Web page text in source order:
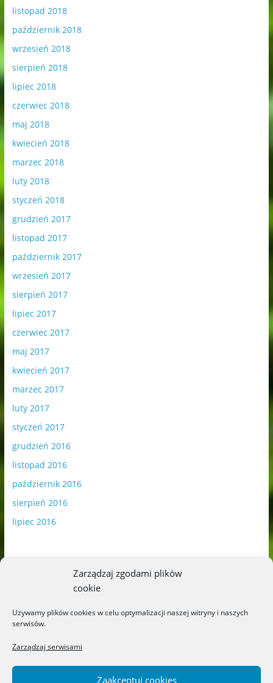
Zarządzaj zgodami plików
cookie
Używamy plików cookies w celu optymalizacji naszej witryny i naszych
serwisów.
Zarządzaj serwisami
Zaakceptuj cookies
listopad 2018
październik 2018
wrzesień 2018
sierpień 2018
lipiec 2018
czerwiec 2018
maj 2018
kwiecień 2018
marzec 2018
luty 2018
styczeń 2018
grudzień 2017
listopad 2017
październik 2017
wrzesień 2017
sierpień 2017
lipiec 2017
czerwiec 2017
maj 2017
kwiecień 2017
marzec 2017
luty 2017
styczeń 2017
grudzień 2016
listopad 2016
październik 2016
sierpień 2016
lipiec 2016